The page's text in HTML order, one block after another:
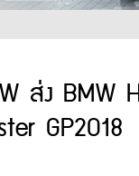
ส่ง BMW
GP2018